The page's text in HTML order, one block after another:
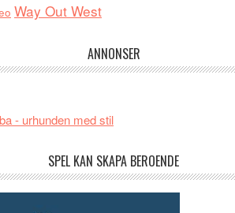
Way Out West
ANNONSER
- urhunden med stil
SPEL KAN SKAPA BEROENDE